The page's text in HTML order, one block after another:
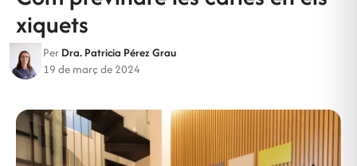
xiquets
Per Dra. Patricia Pérez Grau
19 de març de 2024